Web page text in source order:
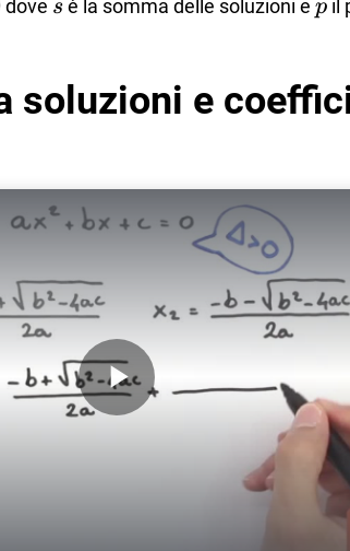
dove sè la somma delle soluzioni ep il
soluzioni e
Play Video